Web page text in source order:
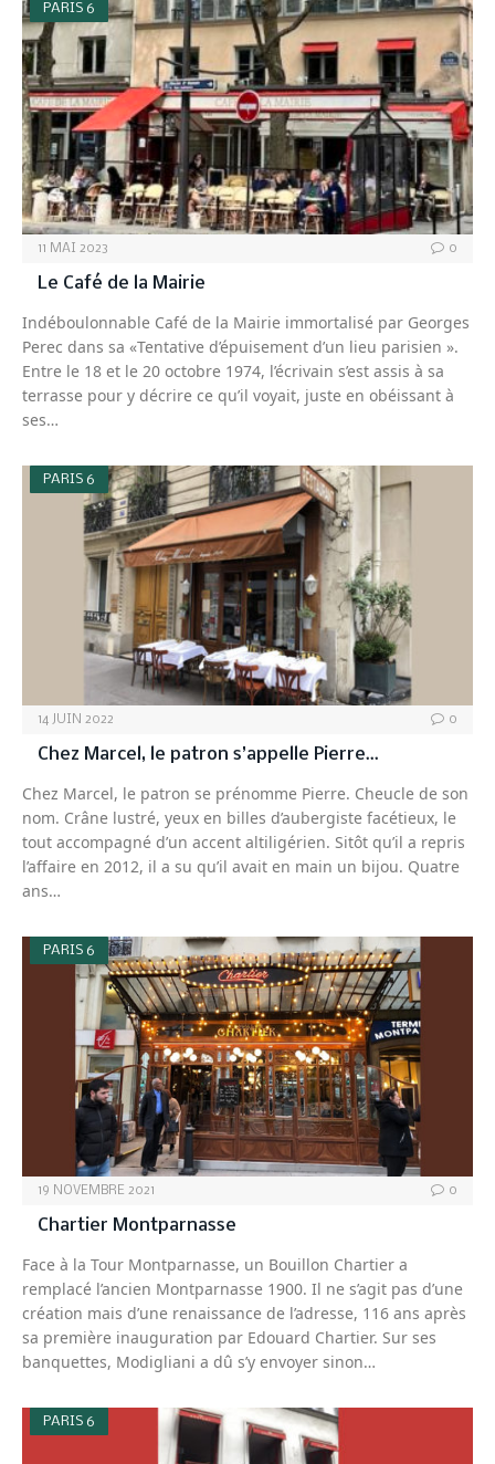
PARIS 6
11 MAI 2023 0
Le Café de la Mairie
Indéboulonnable Café de la Mairie immortalisé par Georges
Perec dans sa «Tentative d’épuisement d’un lieu parisien ».
Entre le 18 et le 20 octobre 1974, l’écrivain s’est assis à sa
terrasse pour y décrire ce qu’il voyait, juste en obéissant à
ses…
PARIS 6
14 JUIN 2022 0
Chez Marcel, le patron s’appelle Pierre…
Chez Marcel, le patron se prénomme Pierre. Cheucle de son
nom. Crâne lustré, yeux en billes d’aubergiste facétieux, le
tout accompagné d’un accent altiligérien. Sitôt qu’il a repris
l’affaire en 2012, il a su qu’il avait en main un bijou. Quatre
ans…
PARIS 6
19 NOVEMBRE 2021 0
Chartier Montparnasse
Face à la Tour Montparnasse, un Bouillon Chartier a
remplacé l’ancien Montparnasse 1900. Il ne s’agit pas d’une
création mais d’une renaissance de l’adresse, 116 ans après
sa première inauguration par Edouard Chartier. Sur ses
banquettes, Modigliani a dû s’y envoyer sinon…
PARIS 6